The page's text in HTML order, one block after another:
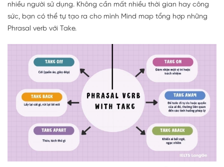
nhiều người sử dụng. Không cần mất nhiều thời gian hay công
sức, bạn có thể tự tạo ra cho mình Mind map tổng hợp những
Phrasal verb với Take.